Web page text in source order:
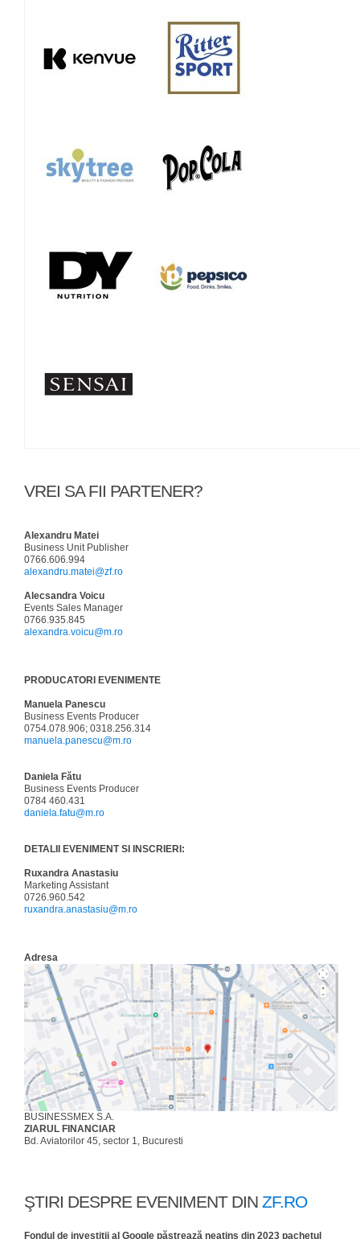
VREI SA FII PARTENER?
Alexandru Matei
Business Unit Publisher
0766.606.994
alexandru.matei@zf.ro
Alecsandra Voicu
Events Sales Manager
0766.935.845
alexandra.voicu@m.ro
PRODUCATORI EVENIMENTE
Manuela Panescu
Business Events Producer
0754.078.906; 0318.256.314
manuela.panescu@m.ro
Daniela Fătu
Business Events Producer
0784 460.431
daniela.fatu@m.ro
DETALII EVENIMENT SI INSCRIERI:
Ruxandra Anastasiu
Marketing Assistant
0726.960.542
ruxandra.anastasiu@m.ro
Adresa
BUSINESSMEX S.A.
ZIARUL FINANCIAR
Bd. Aviatorilor 45, sector 1, Bucuresti
ŞTIRI DESPRE EVENIMENT DIN ZF.RO
Fondul de investiţii al Google păstrează neatins din 2023 pachetul